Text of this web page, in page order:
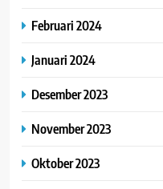
Februari 2024
Januari 2024
Desember 2023
November 2023
Oktober 2023